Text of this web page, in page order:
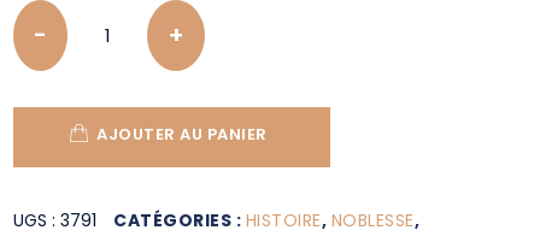
Quantity
AJOUTER AU PANIER
UGS :3791 CATÉGORIES : HISTOIRE, NOBLESSE,